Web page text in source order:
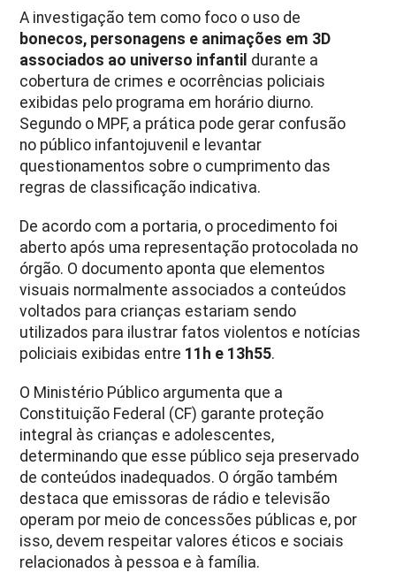
A investigação tem como foco o uso de
bonecos, personagens e animações em 3D
associados ao universo infantil durante a
cobertura de crimes e ocorrências policiais
exibidas pelo programa em horário diurno.
Segundo o MPF, a prática pode gerar confusão
no público infantojuvenil e levantar
questionamentos sobre o cumprimento das
regras de classificação indicativa.
De acordo com a portaria, o procedimento foi
aberto após uma representação protocolada no
órgão. O documento aponta que elementos
visuais normalmente associados a conteúdos
voltados para crianças estariam sendo
utilizados para ilustrar fatos violentos e notícias
policiais exibidas entre 11h e 13h55.
O Ministério Público argumenta que a
Constituição Federal (CF) garante proteção
integral às crianças e adolescentes,
determinando que esse público seja preservado
de conteúdos inadequados. O órgão também
destaca que emissoras de rádio e televisão
operam por meio de concessões públicas e, por
isso, devem respeitar valores éticos e sociais
relacionados à pessoa e à família.